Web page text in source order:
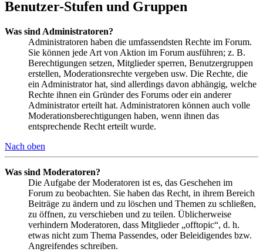
Benutzer-Stufen und Gruppen
Was sind Administratoren?
Administratoren haben die umfassendsten Rechte im Forum.
Sie können jede Art von Aktion im Forum ausführen; z. B.
Berechtigungen setzen, Mitglieder sperren, Benutzergruppen
erstellen, Moderationsrechte vergeben usw. Die Rechte, die
ein Administrator hat, sind allerdings davon abhängig, welche
Rechte ihnen ein Gründer des Forums oder ein anderer
Administrator erteilt hat. Administratoren können auch volle
Moderationsberechtigungen haben, wenn ihnen das
entsprechende Recht erteilt wurde.
Nach oben
Was sind Moderatoren?
Die Aufgabe der Moderatoren ist es, das Geschehen im
Forum zu beobachten. Sie haben das Recht, in ihrem Bereich
Beiträge zu ändern und zu löschen und Themen zu schließen,
zu öffnen, zu verschieben und zu teilen. Üblicherweise
verhindern Moderatoren, dass Mitglieder „offtopic“, d. h.
etwas nicht zum Thema Passendes, oder Beleidigendes bzw.
Angreifendes schreiben.